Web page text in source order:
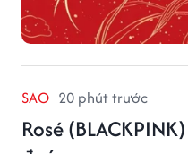
SAO 20 phút trước
Rosé